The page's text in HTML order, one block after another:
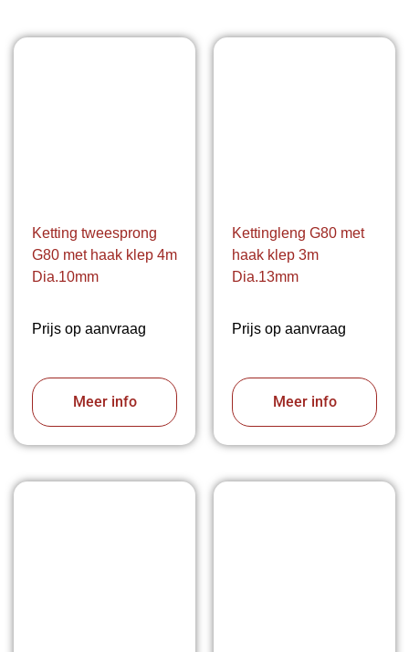
Ketting tweesprong
G80 met haak klep 4m
Dia.10mm
Prijs op aanvraag
Meer info
Kettingleng G80 met
haak klep 3m
Dia.13mm
Prijs op aanvraag
Meer info